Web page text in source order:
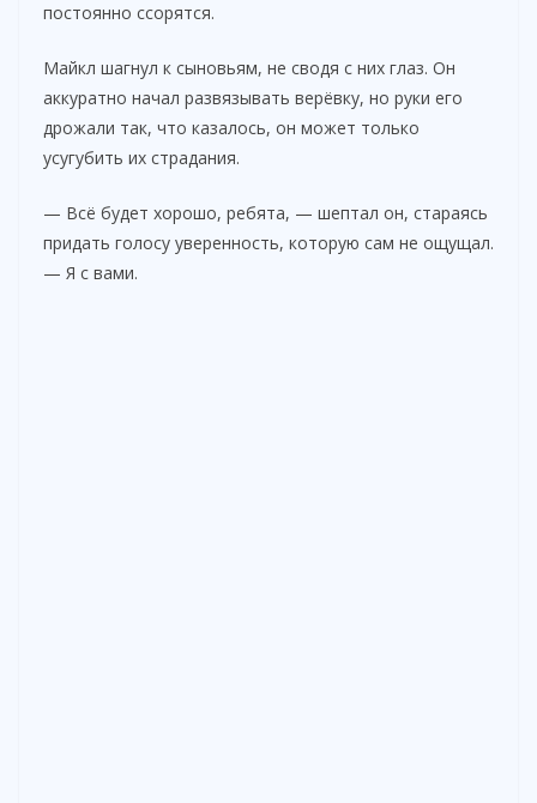
постоянно ссорятся.
Майкл шагнул к сыновьям, не сводя с них глаз. Он
аккуратно начал развязывать верёвку, но руки его
дрожали так, что казалось, он может только
усугубить их страдания.
— Всё будет хорошо, ребята, — шептал он, стараясь
придать голосу уверенность, которую сам не ощущал.
— Я с вами.